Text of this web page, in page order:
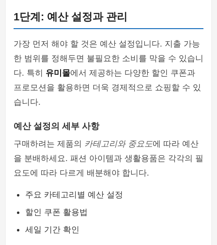
1단계: 예산 설정과 관리
가장 먼저 해야 할 것은 예산 설정입니다. 지출 가능
한 범위를 정해두면 불필요한 소비를 막을 수 있습니
다. 특히 유미몰에서 제공하는 다양한 할인 쿠폰과
프로모션을 활용하면 더욱 경제적으로 쇼핑할 수 있
습니다.
예산 설정의 세부 사항
구매하려는 제품의 카테고리와 중요도에 따라 예산
을 분배하세요. 패션 아이템과 생활용품은 각각의 필
요도에 따라 다르게 배분해야 합니다.
주요 카테고리별 예산 설정
할인 쿠폰 활용법
세일 기간 확인